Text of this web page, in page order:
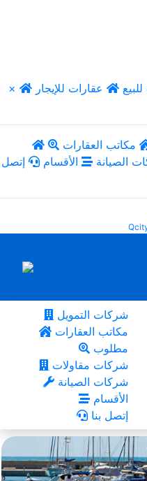
×
عقارات للإيجار
مكاتب العقارات
الصيانة الأقسام
إتصل
شركات التمويل
مكاتب العقارات
مطلوب
شركات مقاولات
شركات الصيانة
الأقسام
إتصل بنا